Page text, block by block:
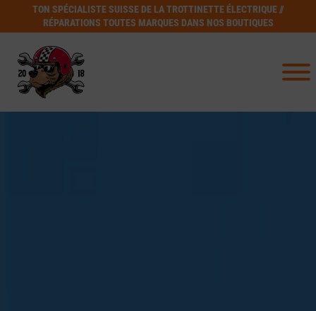
TON SPÉCIALISTE SUISSE DE LA TROTTINETTE ÉLECTRIQUE //
RÉPARATIONS TOUTES MARQUES DANS NOS BOUTIQUES